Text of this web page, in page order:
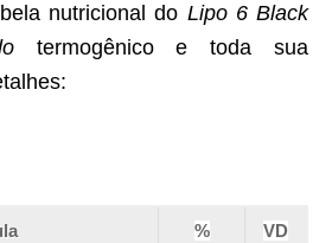
nutricional do Lipo 6 Black
termogênico e toda sua
% VD